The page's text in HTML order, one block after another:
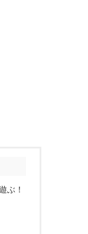
ぶ！